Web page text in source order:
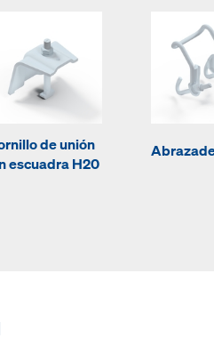
de unión
escuadra H20